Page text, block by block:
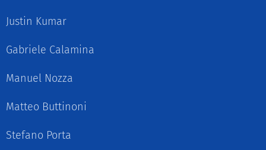
Justin Kumar
Gabriele Calamina
Manuel Nozza
Matteo Buttinoni
Stefano Porta